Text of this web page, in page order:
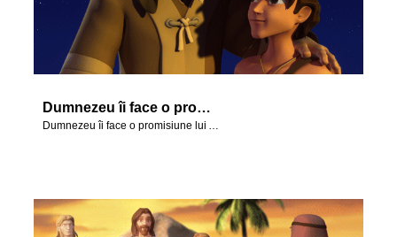
Dumnezeu îi face o promisiune lui Avraam.
Dumnezeu îi face o promisiune lui Avraam.